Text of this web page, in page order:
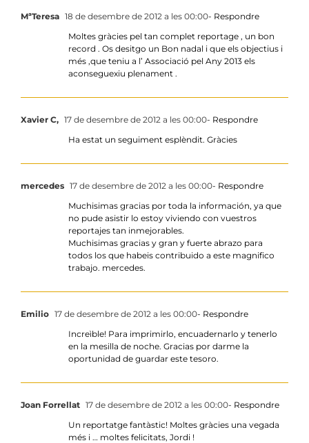
MªTeresa 18 de desembre de 2012 a les 00:00- Respondre
Moltes gràcies pel tan complet reportage , un bon
record . Os desitgo un Bon nadal i que els objectius i
més ,que teniu a l’ Associació pel Any 2013 els
aconseguexiu plenament .
Xavier C, 17 de desembre de 2012 a les 00:00- Respondre
Ha estat un seguiment esplèndit. Gràcies
mercedes 17 de desembre de 2012 a les 00:00- Respondre
Muchisimas gracias por toda la información, ya que
no pude asistir lo estoy viviendo con vuestros
reportajes tan inmejorables.
Muchisimas gracias y gran y fuerte abrazo para
todos los que habeis contribuido a este magnifico
trabajo. mercedes.
Emilio 17 de desembre de 2012 a les 00:00- Respondre
Increìble! Para imprimirlo, encuadernarlo y tenerlo
en la mesilla de noche. Gracias por darme la
oportunidad de guardar este tesoro.
Joan Forrellat 17 de desembre de 2012 a les 00:00- Respondre
Un reportatge fantàstic! Moltes gràcies una vegada
més i … moltes felicitats, Jordi !